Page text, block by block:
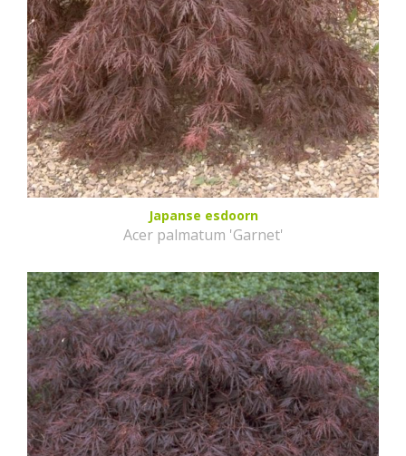
Japanse esdoorn
Acer palmatum 'Garnet'